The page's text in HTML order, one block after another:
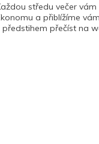
středu večer
a přiblížíme
předstihem přečíst na